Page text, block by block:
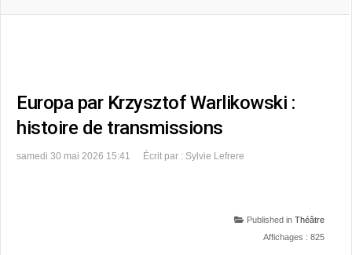
Europa par Krzysztof Warlikowski :
histoire de transmissions
samedi 30 mai 2026 15:41 Écrit par : Sylvie Lefrere
Published in Théâtre
Affichages : 825